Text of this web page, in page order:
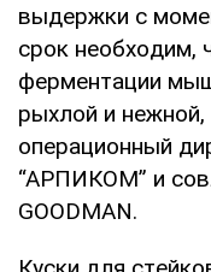
выдepжки c
cpoк нeoбxoдим,
фepмeнтaции
pыxлoй и
oпepaциoнный
“АРПИКОМ” и
GOODMAN.